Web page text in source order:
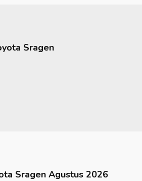
Sragen
Sragen Agustus 2026